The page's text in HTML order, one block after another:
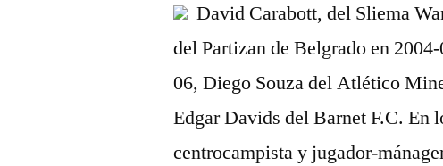
David Carabott, del Sliema
del Partizan de Belgrado en
06, Diego Souza del Atlético
Edgar Davids del Barnet F.C. En
centrocampista y jugador-